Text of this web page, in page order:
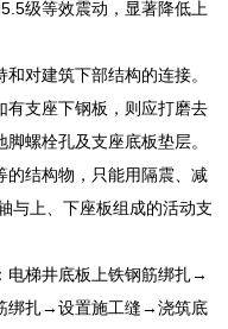
级等效震动，显著降低上
对建筑下部结构的连接。
有支座下钢板，则应打磨去
螺栓孔及支座底板垫层。
的结构物，只能用隔震、减
与上、下座板组成的活动支
电梯井底板上铁钢筋绑扎→
绑扎→设置施工缝→浇筑底